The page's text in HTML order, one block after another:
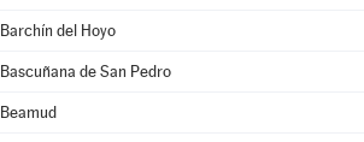
Barchín del Hoyo
Bascuñana de San Pedro
Beamud